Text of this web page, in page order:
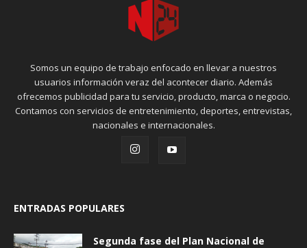
Somos un equipo de trabajo enfocado en llevar a nuestros
usuarios información veraz del acontecer diario. Además
ofrecemos publicidad para tu servicio, producto, marca o negocio.
Contamos con servicios de entretenimiento, deportes, entrevistas,
nacionales e internacionales.
ENTRADAS POPULARES
Segunda fase del Plan Nacional de